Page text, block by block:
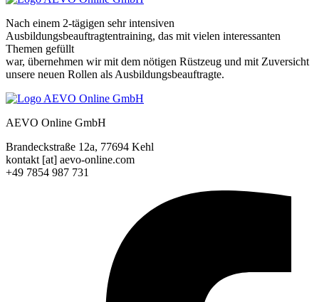
Nach einem 2-tägigen sehr intensiven
Ausbildungsbeauftragtentraining, das mit vielen interessanten
Themen gefüllt
war, übernehmen wir mit dem nötigen Rüstzeug und mit Zuversicht
unsere neuen Rollen als Ausbildungsbeauftragte.
AEVO Online GmbH
Brandeckstraße 12a, 77694 Kehl
kontakt [at] aevo-online.com
+49 7854 987 731